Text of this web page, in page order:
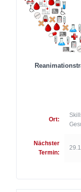
Ort:
Nächster
Termin: